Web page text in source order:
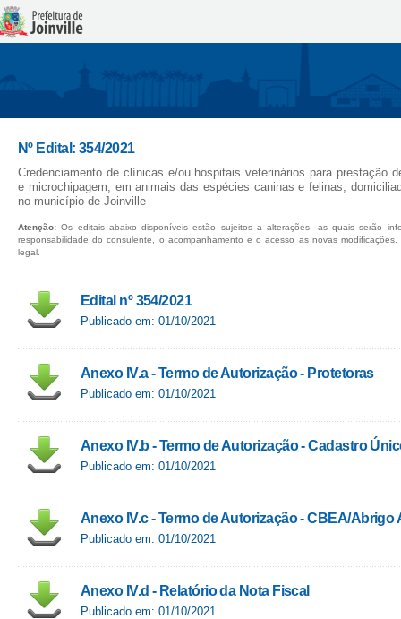
Nº Edital: 354/2021
Credenciamento de clínicas e/ou hospitais veterinários para prestação
e microchipagem, em animais das espécies caninas e felinas,
no município de Joinville
Atenção: Os editais abaixo disponíveis estão sujeitos a alterações, as quais serão
responsabilidade do consulente, o acompanhamento e o acesso as novas
legal.
Edital nº 354/2021
Publicado em: 01/10/2021
Anexo IV.a - Termo de Autorização - Protetoras
Publicado em: 01/10/2021
Anexo IV.b - Termo de Autorização - Cadastro
Publicado em: 01/10/2021
Anexo IV.c - Termo de Autorização - CBEA/Abrigo
Publicado em: 01/10/2021
Anexo IV.d - Relatório da Nota Fiscal
Publicado em: 01/10/2021